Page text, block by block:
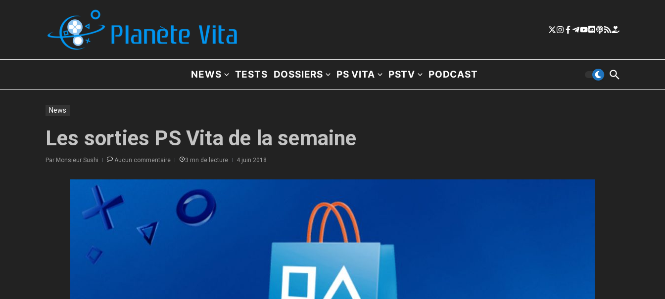
NEWS TESTS DOSSIERS PS VITA PSTV PODCAST
News
Les sorties PS Vita de la semaine
Par Monsieur Sushi Aucun commentaire 3 mn de lecture 4 juin 2018